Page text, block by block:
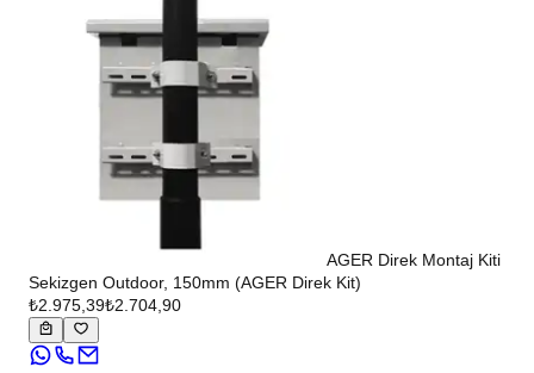
AGER Direk Montaj Kiti
Sekizgen Outdoor, 150mm (AGER Direk Kit)
₺2.975,39₺2.704,90